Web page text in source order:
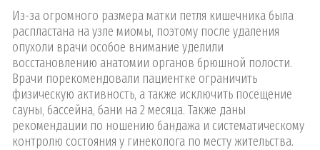
Из-за огромного размера матки петля кишечника была
распластана на узле миомы, поэтому после удаления
опухоли врачи особое внимание уделили
восстановлению анатомии органов брюшной полости.
Врачи порекомендовали пациентке ограничить
физическую активность, а также исключить посещение
сауны, бассейна, бани на 2 месяца. Также даны
рекомендации по ношению бандажа и систематическому
контролю состояния у гинеколога по месту жительства.